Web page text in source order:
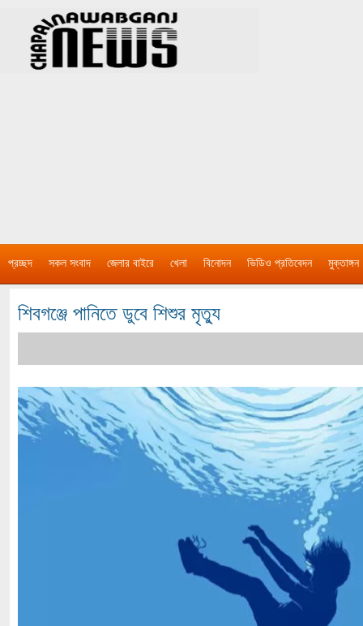
প্রচ্ছদ সকল সংবাদ জেলার বাইরে খেলা বিনোদন ভিডিও প্রতিবেদন মুক্তাঙ্গন
শিবগঞ্জে পানিতে ডুবে শিশুর মৃত্যু